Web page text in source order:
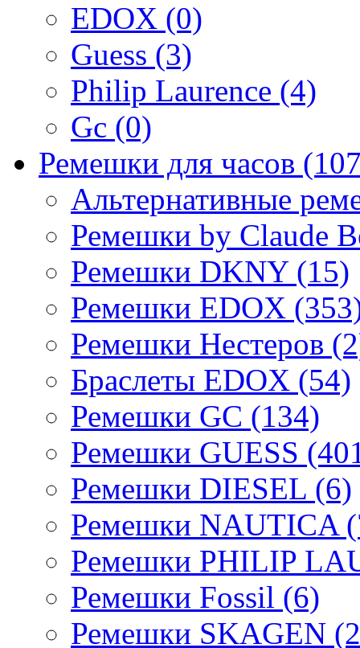
EDOX (0)
Guess (3)
Philip Laurence (4)
Gc (0)
Ремешки для часов
Альтернативные
Ремешки by Claude
Ремешки DKNY (15)
Ремешки EDOX
Ремешки Нестеров
Браслеты EDOX (54)
Ремешки GC (134)
Ремешки GUESS
Ремешки DIESEL (6)
Ремешки NAUTICA
Ремешки PHILIP
Ремешки Fossil (6)
Ремешки SKAGEN